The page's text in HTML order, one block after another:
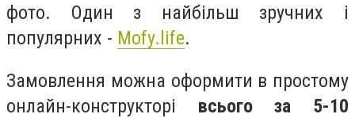
фото. Один з найбільш зручних і
популярних - Mofy.life.
Замовлення можна оформити в простому
онлайн-конструкторі всього за 5-10